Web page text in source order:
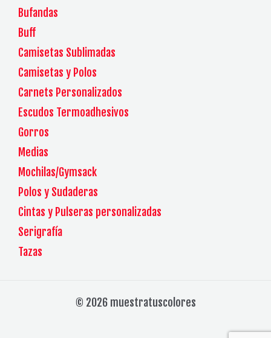
Bufandas
Buff
Camisetas Sublimadas
Camisetas y Polos
Carnets Personalizados
Escudos Termoadhesivos
Gorros
Medias
Mochilas/Gymsack
Polos y Sudaderas
Cintas y Pulseras personalizadas
Serigrafía
Tazas
© 2026 muestratuscolores